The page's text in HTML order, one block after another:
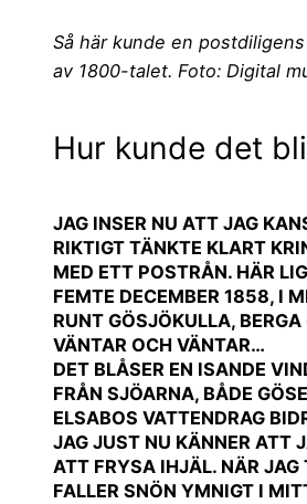
Så här kunde en
av 1800-talet. Foto: Digital
Hur kunde det
JAG INSER NU ATT JAG
RIKTIGT TÄNKTE KLART
MED ETT POSTRÅN. HÄR
FEMTE DECEMBER 1858, I
RUNT GÖSJÖKULLA,
VÄNTAR OCH VÄNTAR…
DET BLÅSER EN ISANDE
FRÅN SJÖARNA, BÅDE
ELSABOS VATTENDRAG
JAG JUST NU KÄNNER ATT
ATT FRYSA IHJÄL. NÄR JAG
FALLER SNÖN YMNIGT I